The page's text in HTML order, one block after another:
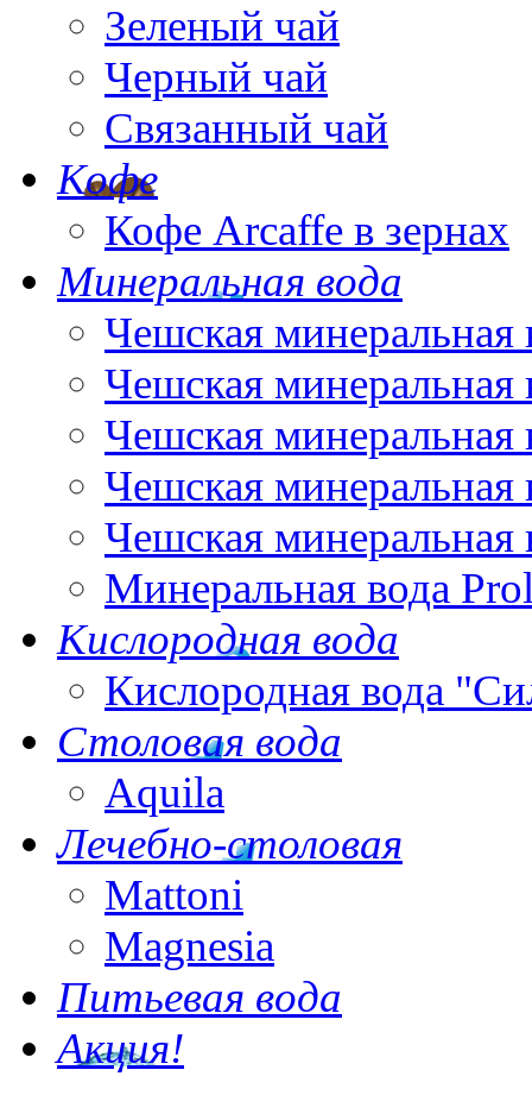
Зеленый чай
Черный чай
Связанный чай
Кофе
Кофе Arcaffe в зернах
Минеральная вода
Чешская минеральная
Чешская минеральная
Чешская минеральная
Чешская минеральная
Чешская минеральная
Минеральная вода
Кислородная вода
Кислородная вода
Столовая вода
Aquila
Лечебно-столовая
Mattoni
Magnesia
Питьевая вода
Акция!